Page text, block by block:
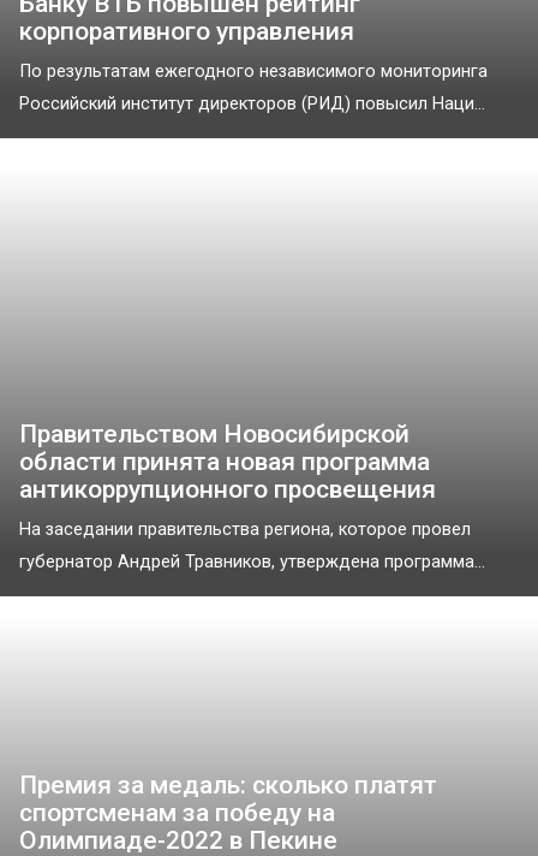
корпоративного управления
По результатам ежегодного независимого мониторинга
Российский институт директоров (РИД) повысил Наци...
Правительством Новосибирской
области принята новая программа
антикоррупционного просвещения
На заседании правительства региона, которое провел
губернатор Андрей Травников, утверждена программа...
Премия за медаль: сколько платят
спортсменам за победу на
Олимпиаде-2022 в Пекине